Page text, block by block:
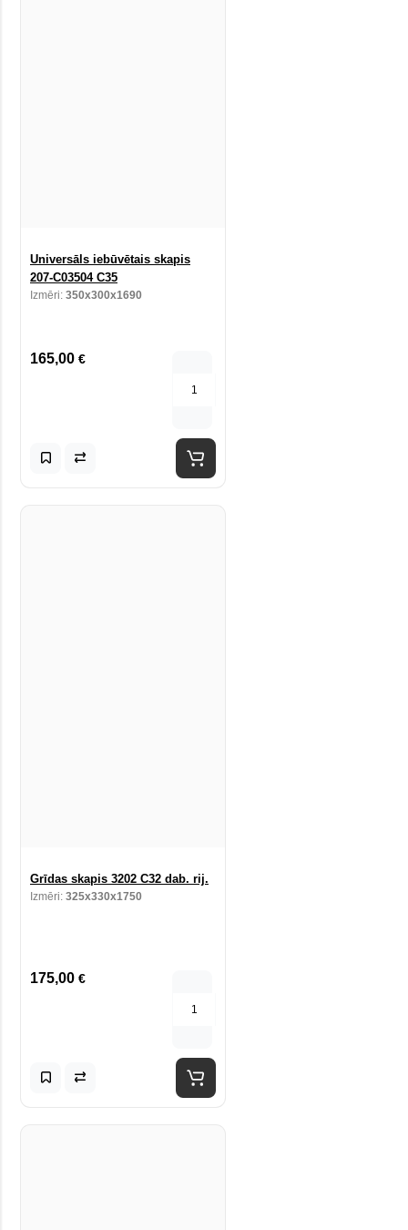
Universāls iebūvētais skapis
207-C03504 C35
Izmēri: 350x300x1690
165,00 €
Grīdas skapis 3202 C32 dab. rij.
Izmēri: 325x330x1750
175,00 €